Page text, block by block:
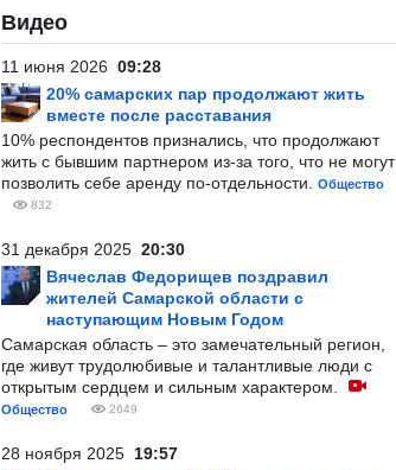
Видео
11 июня 2026 09:28
20% самарских пар продолжают жить
вместе после расставания
10% респондентов признались, что продолжают
жить с бывшим партнером из-за того, что не могут
позволить себе аренду по-отдельности.
Общество
832
31 декабря 2025 20:30
Вячеслав Федорищев поздравил
жителей Самарской области с
наступающим Новым Годом
Самарская область – это замечательный регион,
где живут трудолюбивые и талантливые люди с
открытым сердцем и сильным характером.
Общество 2649
28 ноября 2025 19:57